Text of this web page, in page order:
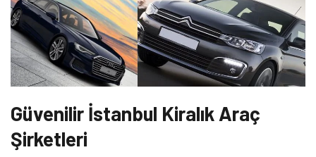
Güvenilir İstanbul Kiralık Araç
Şirketleri